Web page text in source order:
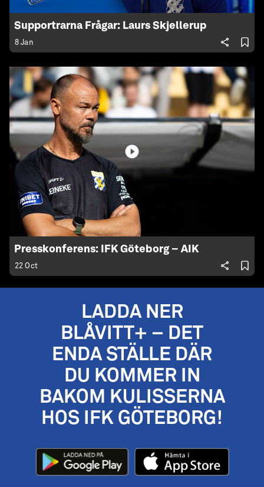
Supportrarna Frågar: Laurs Skjellerup
8 Jan
Presskonferens: IFK Göteborg – AIK
22 Oct
LADDA NER
BLÅVITT+ – DET
ENDA STÄLLE DÄR
DU KOMMER IN
BAKOM KULISSERNA
HOS IFK GÖTEBORG!